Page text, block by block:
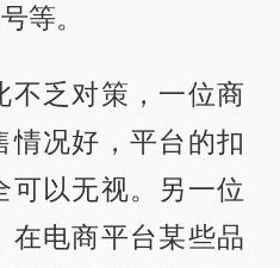
等。
不乏对策，一位商
情况好，平台的扣
可以无视。另一位
在电商平台某些品